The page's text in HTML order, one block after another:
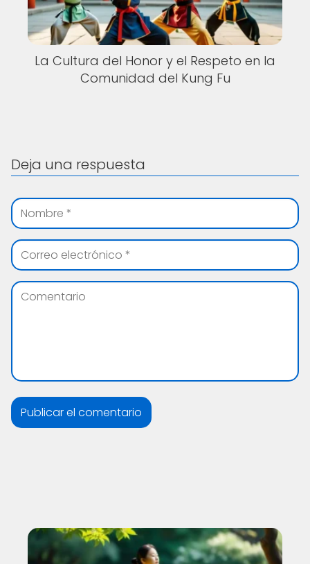
La Cultura del Honor y el Respeto en la
Comunidad del Kung Fu
Deja una respuesta